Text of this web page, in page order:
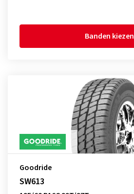
Banden kiezen
Goodride
SW613